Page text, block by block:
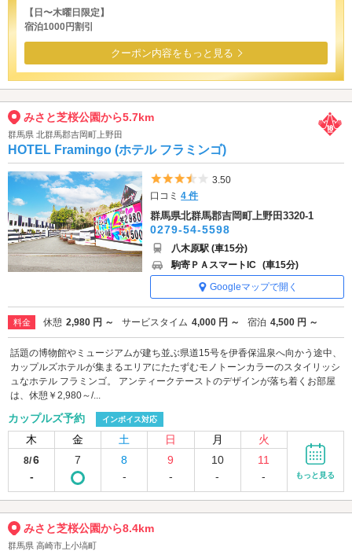
【日〜木曜日限定】
宿泊1000円割引
クーポン内容をもっと見る
みさと芝桜公園から5.7km
群馬県 北群馬郡吉岡町上野田
HOTEL Framingo (ホテル フラミンゴ)
5つ星のうち3.5
3.50
口コミ4 件
群馬県北群馬郡吉岡町上野田3320-1
0279-54-5598
八木原駅 (車15分)
駒寄ＰＡスマートIC (車15分)
Googleマップで開く
料金 休憩 2,980 円 ～ サービスタイム 4,000 円 ～ 宿泊 4,500 円 ～
話題の博物館やミュージアムが建ち並ぶ県道15号を伊香保温泉へ向かう途中、
カップルズホテルが集まるエリアにたたずむモノトーンカラーのスタイリッシ
ュなホテル フラミンゴ。 アンティークテーストのデザインが落ち着くお部屋
は、休憩￥2,980～/...
カップルズ予約 インボイス対応
木 金 土 日 月 火
8/6
-
7
8
-
9
-
10
-
11
-
もっと見る
みさと芝桜公園から8.4km
群馬県 高崎市上小塙町